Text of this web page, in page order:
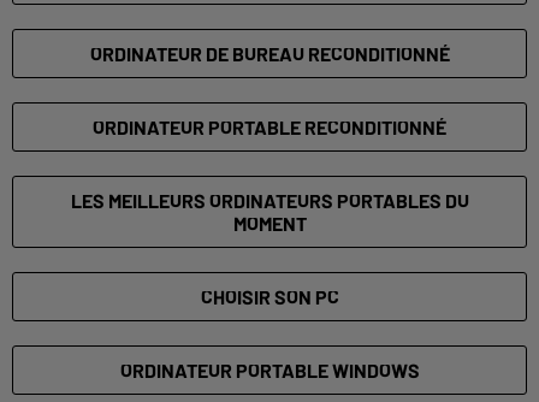
ORDINATEUR DE BUREAU RECONDITIONNÉ
ORDINATEUR PORTABLE RECONDITIONNÉ
LES MEILLEURS ORDINATEURS PORTABLES DU
MOMENT
CHOISIR SON PC
ORDINATEUR PORTABLE WINDOWS